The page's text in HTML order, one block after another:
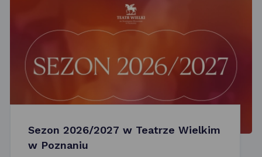
Sezon 2026/2027 w Teatrze Wielkim
w Poznaniu